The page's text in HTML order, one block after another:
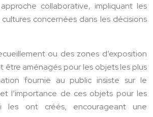
collaborative, impliquant les
concernées dans les décisions
ou des zones d’exposition
être aménagés pour les objets les plus
fournie au public insiste sur le
l’importance de ces objets pour les
les ont créés, encourageant une